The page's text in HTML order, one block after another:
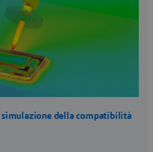
della compatibilità